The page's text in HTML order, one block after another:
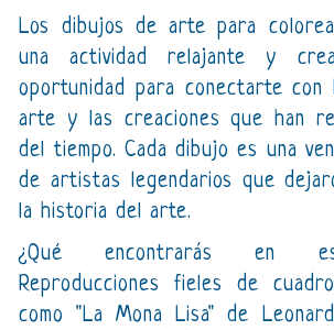
Los dibujos de arte para
una actividad relajante y
oportunidad para conectarte con
arte y las creaciones que han
del tiempo. Cada dibujo es una
de artistas legendarios que
la historia del arte.
¿Qué encontrarás en
Reproducciones fieles de
como "La Mona Lisa" de